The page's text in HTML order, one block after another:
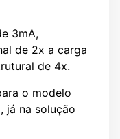
3mA,
de 2x a carga
de 4x.
o modelo
já na solução